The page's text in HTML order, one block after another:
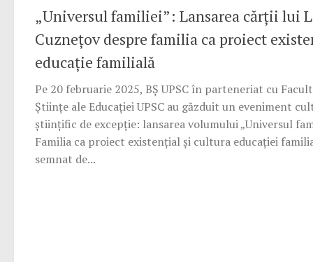
„Universul familiei”: Lansarea cărții lui
Cuznețov despre familia ca proiect
educație familială
Pe 20 februarie 2025, BȘ UPSC în parteneriat cu
Științe ale Educației UPSC au găzduit un eveniment
științific de excepție: lansarea volumului „Universul
Familia ca proiect existențial și cultura educației
semnat de...